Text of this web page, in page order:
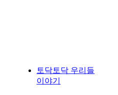
토닥토닥 우리들
이야기